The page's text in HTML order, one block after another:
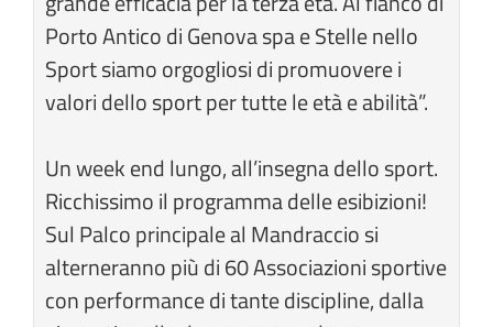
Porto Antico di Genova spa e Stelle nello
Sport siamo orgogliosi di promuovere i
valori dello sport per tutte le età e abilità”.
Un week end lungo, all’insegna dello sport.
Ricchissimo il programma delle esibizioni!
Sul Palco principale al Mandraccio si
alterneranno più di 60 Associazioni sportive
con performance di tante discipline, dalla